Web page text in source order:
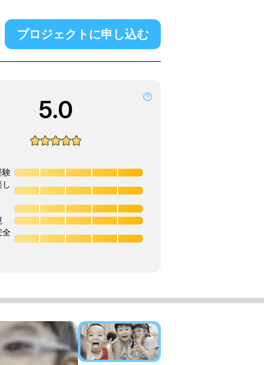
プロジェクトに申し込む
5.0
験
全